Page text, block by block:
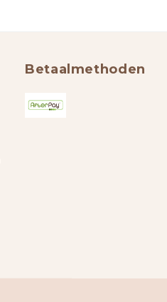
Betaalmethoden